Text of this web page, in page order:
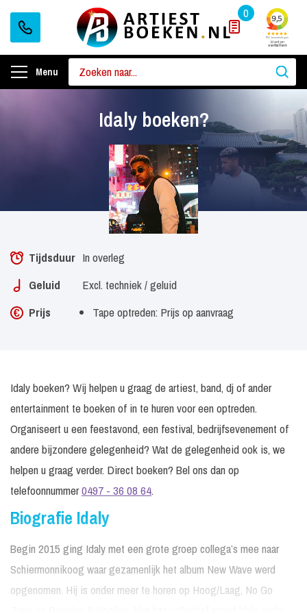
0
Menu
Idaly boeken?
Tijdsduur In overleg
Geluid
Excl. techniek / geluid
Prijs
Tape optreden: Prijs op aanvraag
Idaly boeken? Wij helpen u graag de artiest, band, dj of ander
entertainment te boeken of in te huren voor een optreden.
Organiseert u een feestavond, een festival, bedrijfsevenement of
andere bijzondere gelegenheid? Wat de gelegenheid ook is, we
helpen u graag verder. Direct boeken? Bel ons dan op
telefoonnummer0497 - 36 08 64.
Biografie Idaly
Begin 2015 ging Idaly met een grote groep collega’s mee naar
Schiermonnikoog waar gezamenlijk het album New Wave werd
opgenomen. Hij is onder meer te horen op Hoog/Laag, No Go